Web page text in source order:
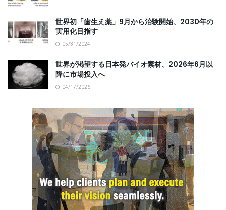
世界初「歯生え薬」9月から治験開始、2030年の
実用化目指す
05/31/2024
世界が渇望する日本発バイオ素材、2026年6月以
降に市場投入へ
04/17/2026